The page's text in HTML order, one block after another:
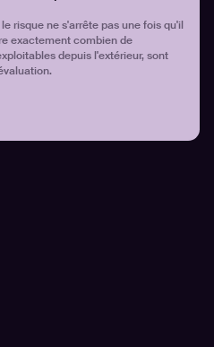
risque ne s'arrête pas une fois qu'il
exactement combien de
depuis l'extérieur, sont
cloud